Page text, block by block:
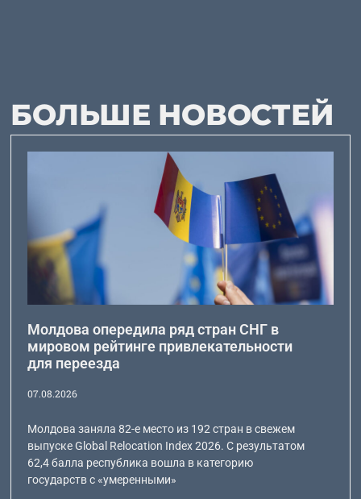
БОЛЬШЕ НОВОСТЕЙ
Молдова опередила ряд стран СНГ в
мировом рейтинге привлекательности
для переезда
07.08.2026
Молдова заняла 82-е место из 192 стран в свежем
выпуске Global Relocation Index 2026. С результатом
62,4 балла республика вошла в категорию
государств с «умеренными»